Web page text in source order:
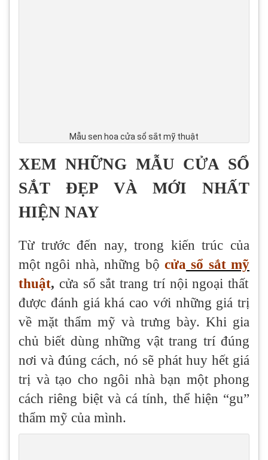
Mẫu sen hoa cửa sổ sắt mỹ thuật
XEM NHỮNG MẪU CỬA SỔ
SẮT ĐẸP VÀ MỚI NHẤT
HIỆN NAY
Từ trước đến nay, trong kiến trúc của
một ngôi nhà, những bộ cửasổ sắt mỹ
thuật, cửa sổ sắt trang trí nội ngoại thất
được đánh giá khá cao với những giá trị
về mặt thẩm mỹ và trưng bày. Khi gia
chủ biết dùng những vật trang trí đúng
nơi và đúng cách, nó sẽ phát huy hết giá
trị và tạo cho ngôi nhà bạn một phong
cách riêng biệt và cá tính, thể hiện “gu”
thẩm mỹ của mình.